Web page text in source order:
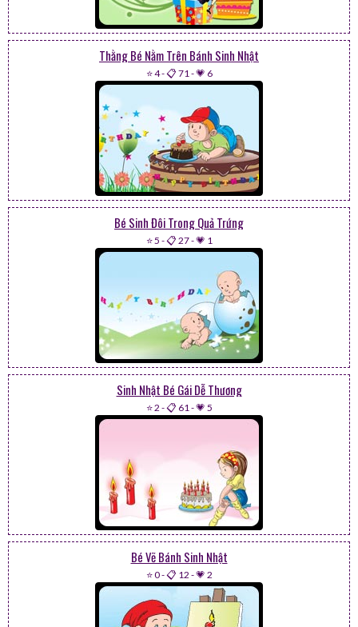
Thằng Bé Nằm Trên Bánh Sinh Nhật
⭐ 4-📋 71-💗 6
Bé Sinh Đôi Trong Quả Trứng
⭐ 5 -📋 27-💗 1
Sinh Nhật Bé Gái Dễ Thương
⭐ 2 -📋 61-💗 5
Bé Vẽ Bánh Sinh Nhật
⭐ 0-📋 12 -💗 2